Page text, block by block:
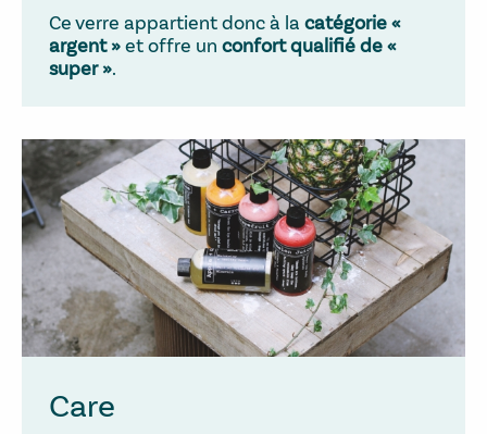
Ce verre appartient donc à la catégorie «
argent »et offre un confort qualifié de «
super ».
Care